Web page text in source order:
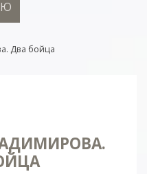
Два бойца